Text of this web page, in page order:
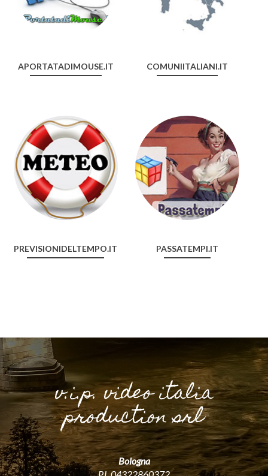
APORTATADIMOUSE.IT COMUNIITALIANI.IT
PREVISIONIDELTEMPO.IT PASSATEMPI.IT
v.i.p. video italia
production srl
Bologna